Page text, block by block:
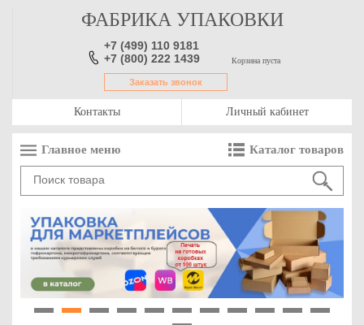
ФАБРИКА УПАКОВКИ
+7 (499) 110 9181
+7 (800) 222 1439
Заказать звонок
Корзина пуста
Контакты Личный кабинет
Главное меню Каталог товаров